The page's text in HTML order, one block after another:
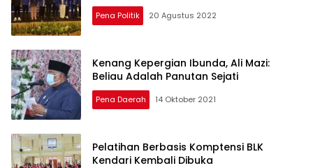
Pena Politik 20 Agustus 2022
Kenang Kepergian Ibunda, Ali Mazi:
Beliau Adalah Panutan Sejati
Pena Daerah 14 Oktober 2021
Pelatihan Berbasis Komptensi BLK
Kendari Kembali Dibuka